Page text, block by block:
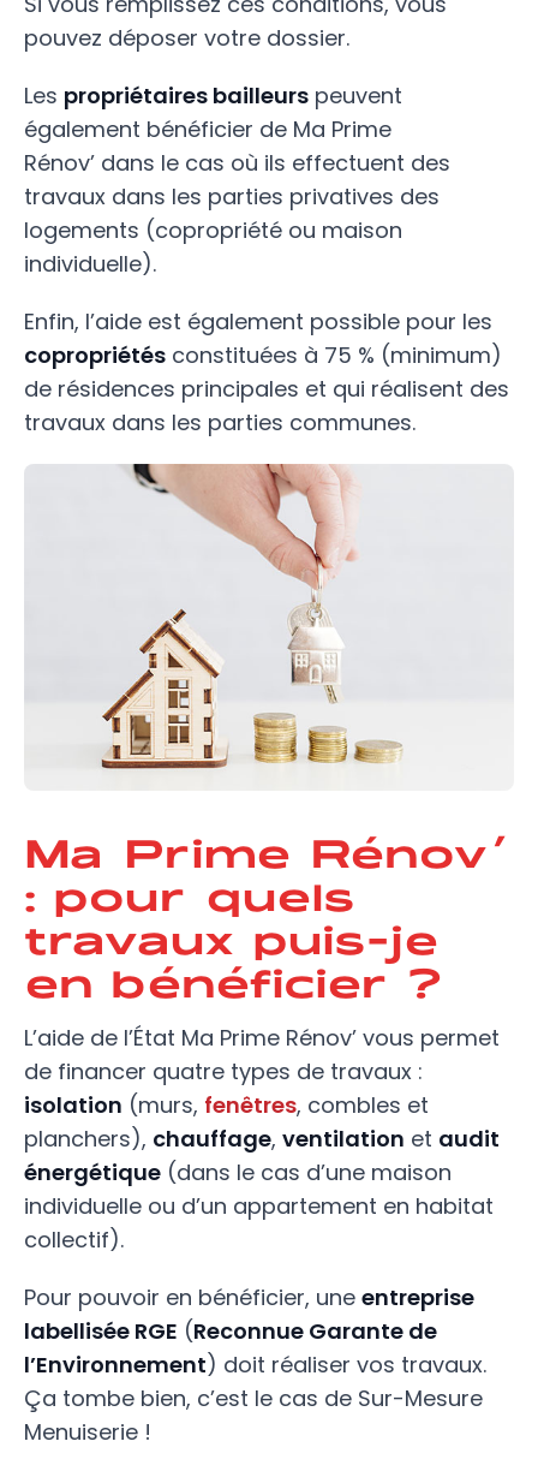
pouvez déposer votre dossier.
Les propriétaires bailleurs peuvent
également bénéficier de Ma Prime
Rénov’ dans le cas où ils effectuent des
travaux dans les parties privatives des
logements (copropriété ou maison
individuelle).
Enfin, l’aide est également possible pour les
copropriétés constituées à 75 % (minimum)
de résidences principales et qui réalisent des
travaux dans les parties communes.
Ma Prime Rénov’
: pour quels
travaux puis-je
en bénéficier ?
L’aide de l’État Ma Prime Rénov’ vous permet
de financer quatre types de travaux :
isolation (murs, fenêtres, combles et
planchers), chauffage, ventilation et audit
énergétique (dans le cas d’une maison
individuelle ou d’un appartement en habitat
collectif).
Pour pouvoir en bénéficier, une entreprise
labellisée RGE (Reconnue Garante de
l’Environnement) doit réaliser vos travaux.
Ça tombe bien, c’est le cas de Sur-Mesure
Menuiserie !